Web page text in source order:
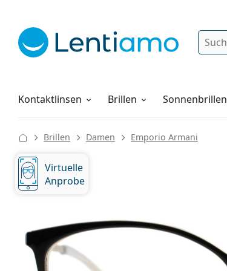
Suche
Kontaktlinsen
Pflegemittel Brillen Sonnenbrillen
Alles über den Einkauf
Brillen Damen Emporio Armani
Virtuelle
Anprobe